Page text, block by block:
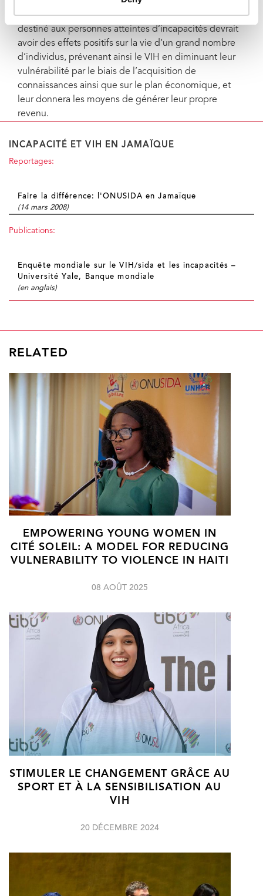
de responsabilisation économique et d’éducation
destiné aux personnes atteintes d’incapacités devrait
avoir des effets positifs sur la vie d’un grand nombre
d’individus, prévenant ainsi le VIH en diminuant leur
vulnérabilité par le biais de l’acquisition de
connaissances ainsi que sur le plan économique, et
leur donnera les moyens de générer leur propre
revenu.
INCAPACITÉ ET VIH EN JAMAÏQUE
Reportages:
Faire la différence: l'ONUSIDA en Jamaïque
(14 mars 2008)
Publications:
Enquête mondiale sur le VIH/sida et les incapacités –
Université Yale, Banque mondiale
(en anglais)
RELATED
EMPOWERING YOUNG WOMEN IN
CITÉ SOLEIL: A MODEL FOR REDUCING
VULNERABILITY TO VIOLENCE IN HAITI
08 AOÛT 2025
STIMULER LE CHANGEMENT GRÂCE AU
SPORT ET À LA SENSIBILISATION AU
VIH
20 DÉCEMBRE 2024